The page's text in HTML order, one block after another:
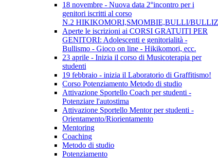
18 novembre - Nuova data 2°incontro per i
genitori iscritti al corso
N.2 HIKIKOMORI,SMOMBIE,BULLI/
Aperte le iscrizioni ai CORSI GRATUITI PER
GENITORI: Adolescenti e genitorialità -
Bullismo - Gioco on line - Hikikomori, ecc.
23 aprile - Inizia il corso di Musicoterapia per
studenti
19 febbraio - inizia il Laboratorio di Graffitismo!
Corso Potenziamento Metodo di studio
Attivazione Sportello Coach per studenti -
Potenziare l'autostima
Attivazione Sportello Mentor per studenti -
Orientamento/Riorientamento
Mentoring
Coaching
Metodo di studio
Potenziamento